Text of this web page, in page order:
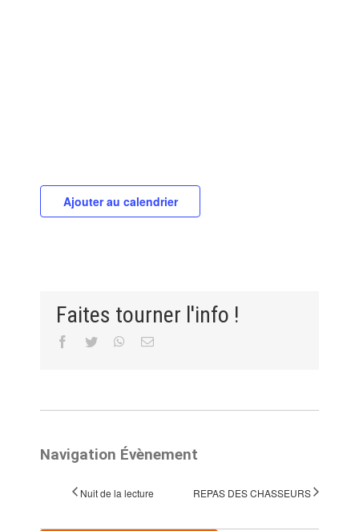
Ajouter au calendrier
Faites tourner l'info !
Facebook
Twitter WhatsApp
Email
Navigation Évènement
Nuit de la lecture REPAS DES CHASSEURS